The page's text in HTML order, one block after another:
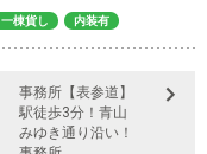
一棟貨し 内装有
事務所【表参道】
駅徒歩3分！青山
みゆき通り沿い！